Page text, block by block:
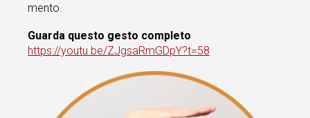
mento.
Guarda questo gesto completo
https://youtu.be/ZJgsaRmGDpY?t=58